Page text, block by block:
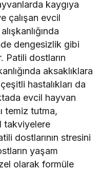
kaygıya
çalışan evcil
dengesizlik gibi
Patili dostların
aksaklıklara
hastalıkları da
evcil hayvan
temiz tutma,
takviyelere
dostlarının stresini
yaşam
olarak formüle